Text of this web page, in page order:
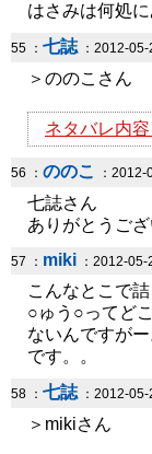
はさみは何処
55 ： 七誌：2012-05-
＞ののこさん
ネタバレ内
56 ： ののこ ：
七誌さん
ありがとうご
57 ： miki ：2012-
こんなとこで
○ゅう○ってど
ないんですが
です。。
58 ： 七誌：2012-05-
＞mikiさん